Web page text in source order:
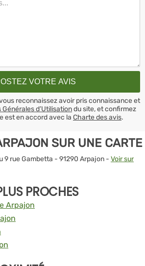
reconnaissez avoir pris connaissance et
Générales d’Utilisationdu site, et confirmez
est en accord avec la Charte des avis.
SUR UNE CARTE
9 rue Gambetta - 91290 Arpajon - Voir sur
PROCHES
Arpajon